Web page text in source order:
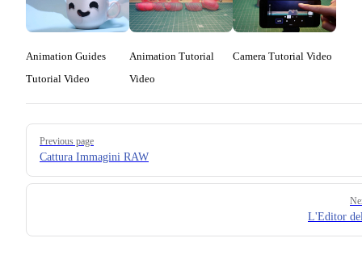
Animation Guides
Tutorial Video
Animation Tutorial
Video
Camera Tutorial Video
Pager
Previous page
Cattura Immagini RAW
L'Editor